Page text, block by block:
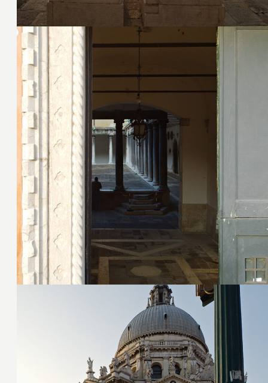
24. Juli 2016